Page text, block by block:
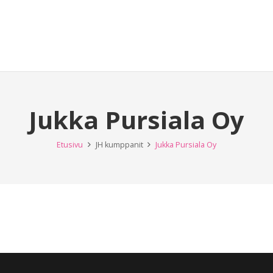
Jukka Pursiala Oy
Etusivu JH kumppanit Jukka Pursiala Oy